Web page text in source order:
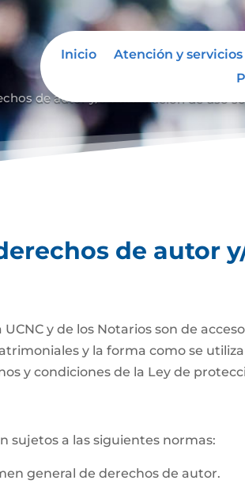
Inicio Atención y
de autor y/
de autor
y de los Notarios son de
y la forma como se
y condiciones de la Ley de
sujetos a las siguientes normas:
general de derechos de autor.